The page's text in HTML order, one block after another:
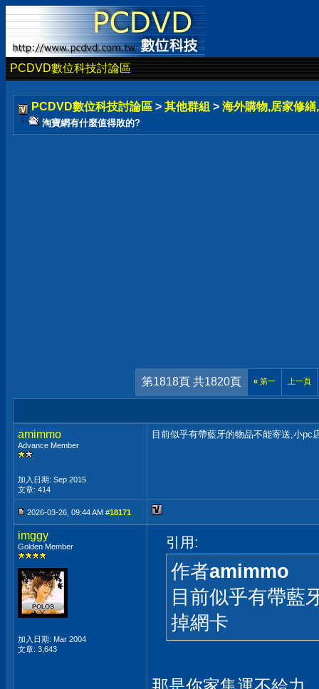
PCDVD數位科技討論區
PCDVD數位科技討論區 > 其他群組 > 海外購物,居家修
淘寶網有什麼值得敗的?
第1818頁 共1820頁 « 第一 上一頁
amimmo
Advance Member
加入日期: Sep 2015
文章: 414
目前似乎有帶藍牙的物品不能寄送,小pc
2026-03-26, 09:44 AM #18171
imggy
Golden Member
加入日期: Mar 2004
文章: 3,643
引用:
作者amimmo
目前似乎有帶藍
掉網卡